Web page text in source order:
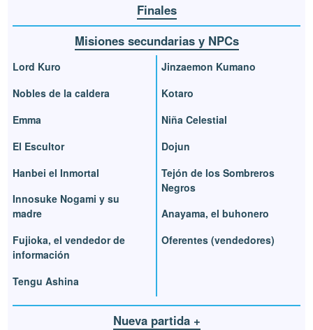
Finales
Misiones secundarias y NPCs
Lord Kuro
Nobles de la caldera
Emma
El Escultor
Hanbei el Inmortal
Innosuke Nogami y su
madre
Fujioka, el vendedor de
información
Tengu Ashina
Jinzaemon Kumano
Kotaro
Niña Celestial
Dojun
Tejón de los Sombreros
Negros
Anayama, el buhonero
Oferentes (vendedores)
Nueva partida +